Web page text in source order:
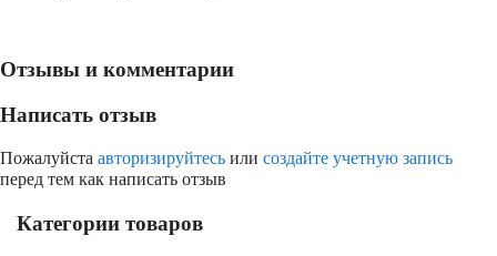
Отзывы и комментарии
Написать отзыв
Пожалуйста авторизируйтесь или создайте учетную запись
перед тем как написать отзыв
Категории товаров